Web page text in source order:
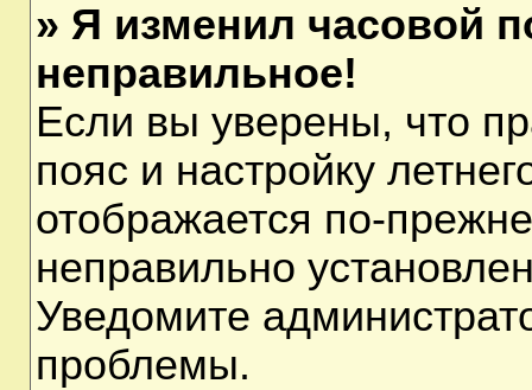
» Я изменил часовой
неправильное!
Если вы уверены, что
пояс и настройку
отображается по-
неправильно
Уведомите
проблемы.